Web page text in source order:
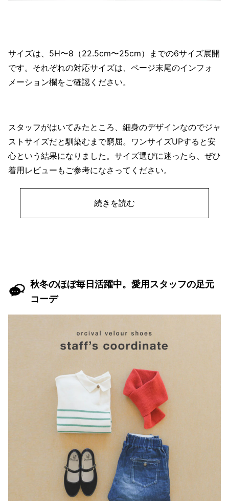
サイズは、5H〜8（22.5cm〜25cm）までの6サイズ展開
です。それぞれの対応サイズは、ページ末尾のインフォ
メーション欄をご確認ください。
スタッフがはいてみたところ、細身のデザインなのでジャ
ストサイズだと馴染むまで窮屈。ワンサイズUPすると安
心という結果になりました。サイズ選びに迷ったら、ぜひ
着用レビューもご参考になさってください。
続きを読む
秋冬のほぼ毎日活躍中。愛用スタッフの足元
コーデ